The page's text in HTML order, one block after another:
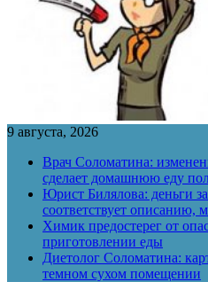
9 августа, 2026
Врач Соломатина:
сделает домашнюю еду
Юрист Билялова: деньги
соответствует описанию,
Химик предостерег от
приготовлении еды
Диетолог Соломатина:
темном сухом помещении